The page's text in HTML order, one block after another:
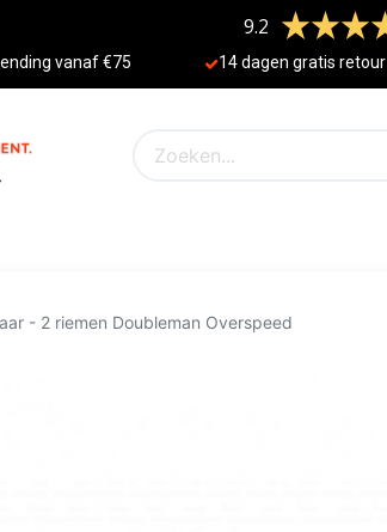
9.2
vanaf €75 14 dagen gratis retour
- 2 riemen Doubleman Overspeed